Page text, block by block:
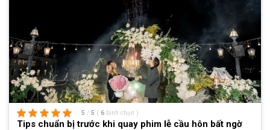
5 / 5 ( 6 bình chọn )
Tips chuẩn bị trước khi quay phim lễ cầu hôn bất ngờ